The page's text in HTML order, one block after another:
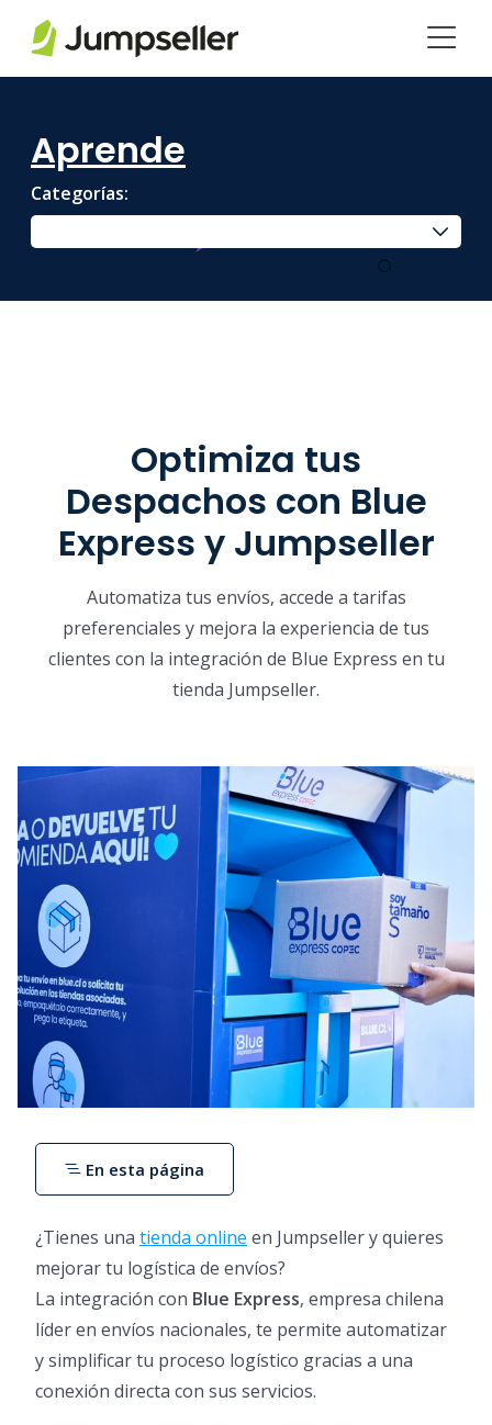
Aprende
Categorías:
Optimiza tus
Despachos con Blue
Express y Jumpseller
Automatiza tus envíos, accede a tarifas
preferenciales y mejora la experiencia de tus
clientes con la integración de Blue Express en tu
tienda Jumpseller.
¿Tienes una tienda online en Jumpseller y quieres
mejorar tu logística de envíos?
La integración con Blue Express, empresa chilena
líder en envíos nacionales, te permite automatizar
y simplificar tu proceso logístico gracias a una
conexión directa con sus servicios.
En esta página